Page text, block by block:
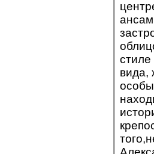
вида,